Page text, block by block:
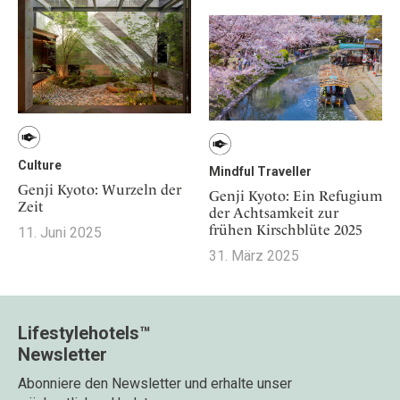
Mexico
Niederlande
Österreich
Portugal
Schweden
Spanien
Schweiz
USA
Persönlichkeiten
Our Story
Career
Kontakt
Impressum
Adventkalender
Culture
Genji Kyoto: Wurzeln der
Zeit
11. Juni 2025
Mindful Traveller
Genji Kyoto: Ein Refugium
der Achtsamkeit zur
frühen Kirschblüte 2025
31. März 2025
Lifestylehotels™
Newsletter
Abonniere den Newsletter und erhalte unser